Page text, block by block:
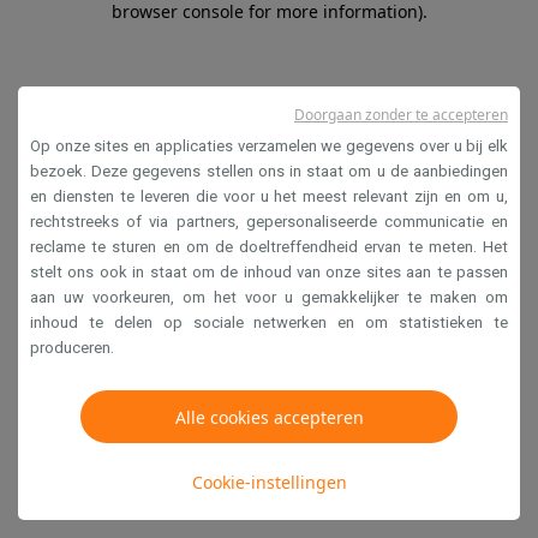
browser console for more information).
Op onze sites en applicaties verzamelen we gegevens over u bij elk
bezoek. Deze gegevens stellen ons in staat om u de aanbiedingen
en diensten te leveren die voor u het meest relevant zijn en om u,
rechtstreeks of via partners, gepersonaliseerde communicatie en
reclame te sturen en om de doeltreffendheid ervan te meten. Het
stelt ons ook in staat om de inhoud van onze sites aan te passen
aan uw voorkeuren, om het voor u gemakkelijker te maken om
inhoud te delen op sociale netwerken en om statistieken te
produceren.
Alle cookies accepteren
Cookie-instellingen
Doorgaan zonder te accepteren